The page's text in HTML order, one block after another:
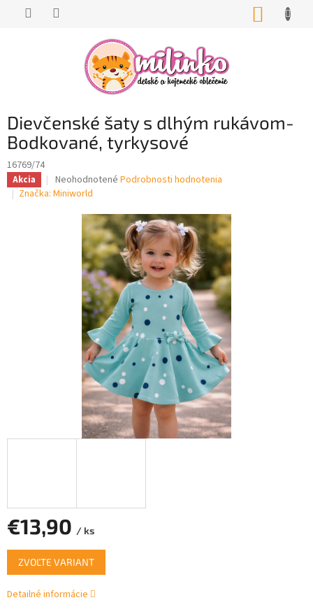
Dievčenské šaty s dlhým rukávom-
Bodkované, tyrkysové
16769/74
Akcia
Priemerné
hodnotenie
hviezdičiek.
Neohodnotené Podrobnosti hodnotenia
Značka: Miniworld
€13,90 / ks
Jednotková
cena:
ZVOĽTE VARIANT
Detailné informácie